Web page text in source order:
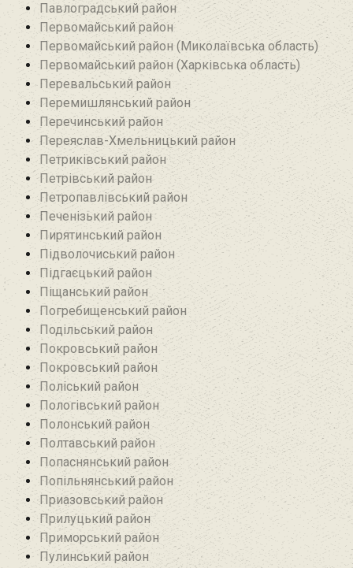
Павлоградський район
Первомайський район
Первомайський район (Миколаївська область)
Первомайський район (Харківська область)
Перевальський район‎
Перемишлянський район
Перечинський район
Переяслав-Хмельницький район
Петриківський район
Петрівський район‎
Петропавлівський район
Печенізький район
Пирятинський район
Підволочиський район
Підгаєцький район
Піщанський район
Погребищенський район
Подільський район
Покровський район
Покровський район
Поліський район
Пологівський район
Полонський район
Полтавський район
Попаснянський район
Попільнянський район‎
Приазовський район
Прилуцький район
Приморський район
Пулинський район